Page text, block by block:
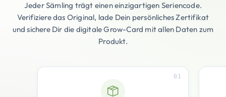
Jeder Sämling trägt einen einzigartigen Seriencode.
Verifiziere das Original, lade Dein persönliches Zertifikat
und sichere Dir die digitale Grow-Card mit allen Daten zum
Produkt.
01